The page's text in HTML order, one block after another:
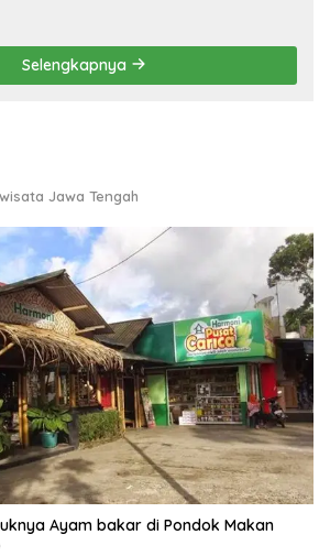
Selengkapnya
Jawa Tengah
Ayam bakar di Pondok Makan